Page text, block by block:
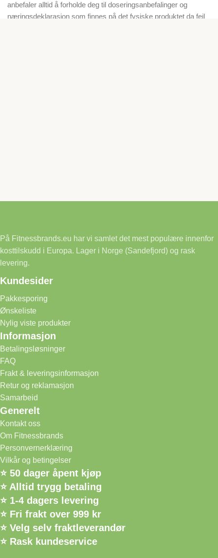
anbefaler alltid å forholde deg til doseringsanbefalinger og
næringsdeklarasjon som finnes på det fysiske produktet da feil
På Fitnessbrands.eu har vi samlet det mest populære innenfor
kosttilskudd i Europa. Lager i Norge (Sandefjord) og rask
levering.
Kundesider
Pakkesporing
Ønskeliste
Nylig viste produkter
Informasjon
Betalingsløsninger
FAQ
Frakt & leveringsinformasjon
Retur og reklamasjon
Samarbeid
Generelt
Kontakt oss
Om Fitnessbrands
Personvernerklæring
Vilkår og betingelser
⭐ 50 dager åpent kjøp
⭐ Alltid trygg betaling
⭐ 1-4 dagers levering
⭐ Fri frakt over 999 kr
⭐ Velg selv fraktleverandør
⭐ Rask kundeservice